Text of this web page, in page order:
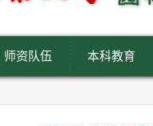
师资队伍 本科教育